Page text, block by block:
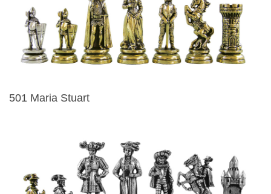
501 Maria Stuart